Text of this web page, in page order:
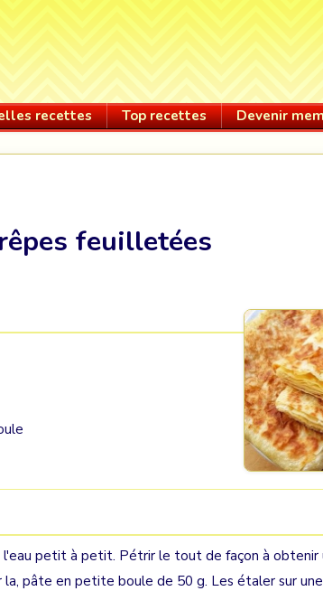
recettes Top recettes Devenir
feuilletées
l'eau petit à petit. Pétrir le tout de façon à
pâte en petite boule de 50 g. Les étaler sur